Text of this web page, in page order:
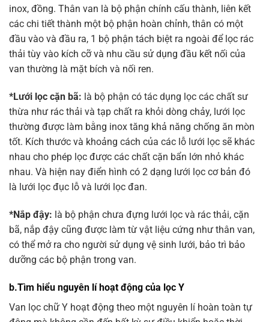
inox, đồng. Thân van là bộ phận chính cấu thành, liên kết
các chi tiết thành một bộ phận hoàn chỉnh, thân có một
đầu vào và đầu ra, 1 bộ phận tách biệt ra ngoài để lọc rác
thải tùy vào kích cỡ và nhu cầu sử dụng đầu kết nối của
van thường là mặt bích và nối ren.
*Lưới lọc cặn bã: là bộ phận có tác dụng lọc các chất sư
thừa như rác thải và tạp chất ra khỏi dòng chảy, lưới lọc
thường được làm bằng inox tăng khả năng chống ăn mòn
tốt. Kích thước và khoảng cách của các lỗ lưới lọc sẽ khác
nhau cho phép lọc được các chất cặn bẩn lớn nhỏ khác
nhau. Và hiện nay điển hình có 2 dạng lưới lọc cơ bản đó
là lưới lọc đục lỗ và lưới lọc đan.
*Nắp đậy: là bộ phận chưa đựng lưới lọc và rác thải, cặn
bã, nắp đậy cũng được làm từ vật liệu cứng như thân van,
có thể mở ra cho người sử dụng vệ sinh lưới, bảo trì bảo
dưỡng các bộ phận trong van.
b.Tìm hiểu nguyên lí hoạt động của lọc Y
Van lọc chữ Y hoạt động theo một nguyên lí hoàn toàn tự